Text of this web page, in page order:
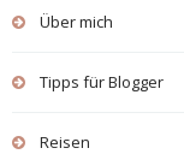
Über mich
Tipps für Blogger
Reisen